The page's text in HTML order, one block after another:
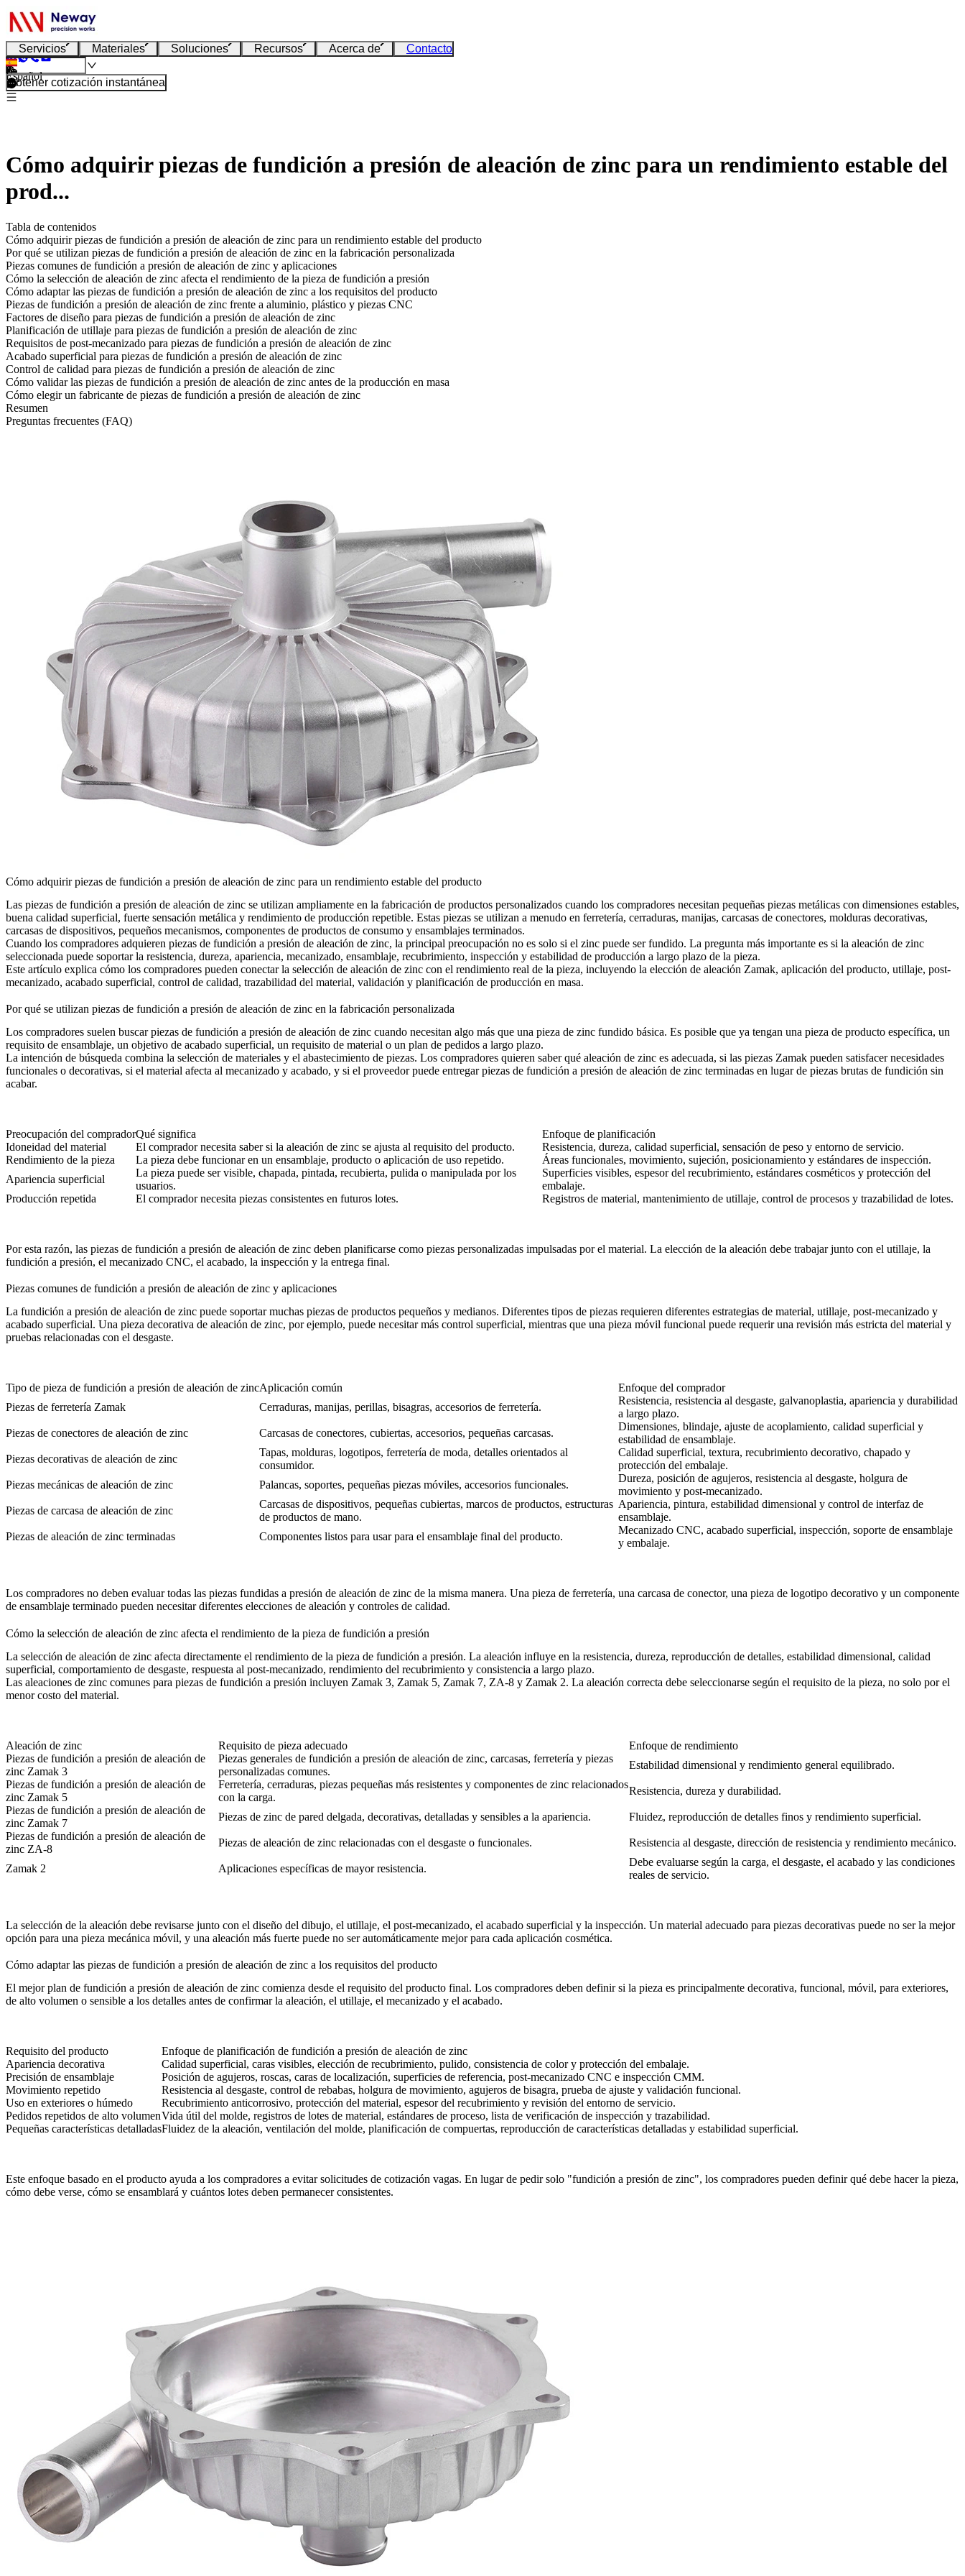
Servicios Materiales Soluciones Recursos Acerca de Contacto
Español
Obtener cotización instantánea
Cómo adquirir piezas de fundición a presión de aleación de zinc para un rendimiento estable del
prod...
Tabla de contenidos
Cómo adquirir piezas de fundición a presión de aleación de zinc para un rendimiento estable del producto
Por qué se utilizan piezas de fundición a presión de aleación de zinc en la fabricación personalizada
Piezas comunes de fundición a presión de aleación de zinc y aplicaciones
Cómo la selección de aleación de zinc afecta el rendimiento de la pieza de fundición a presión
Cómo adaptar las piezas de fundición a presión de aleación de zinc a los requisitos del producto
Piezas de fundición a presión de aleación de zinc frente a aluminio, plástico y piezas CNC
Factores de diseño para piezas de fundición a presión de aleación de zinc
Planificación de utillaje para piezas de fundición a presión de aleación de zinc
Requisitos de post-mecanizado para piezas de fundición a presión de aleación de zinc
Acabado superficial para piezas de fundición a presión de aleación de zinc
Control de calidad para piezas de fundición a presión de aleación de zinc
Cómo validar las piezas de fundición a presión de aleación de zinc antes de la producción en masa
Cómo elegir un fabricante de piezas de fundición a presión de aleación de zinc
Resumen
Preguntas frecuentes (FAQ)
Cómo adquirir piezas de fundición a presión de aleación de zinc para un rendimiento estable del producto
Las piezas de fundición a presión de aleación de zinc se utilizan ampliamente en la fabricación de productos personalizados cuando los compradores necesitan pequeñas piezas metálicas con dimensiones estables,
buena calidad superficial, fuerte sensación metálica y rendimiento de producción repetible. Estas piezas se utilizan a menudo en ferretería, cerraduras, manijas, carcasas de conectores, molduras decorativas,
carcasas de dispositivos, pequeños mecanismos, componentes de productos de consumo y ensamblajes terminados.
Cuando los compradores adquieren piezas de fundición a presión de aleación de zinc, la principal preocupación no es solo si el zinc puede ser fundido. La pregunta más importante es si la aleación de zinc
seleccionada puede soportar la resistencia, dureza, apariencia, mecanizado, ensamblaje, recubrimiento, inspección y estabilidad de producción a largo plazo de la pieza.
Este artículo explica cómo los compradores pueden conectar la selección de aleación de zinc con el rendimiento real de la pieza, incluyendo la elección de aleación Zamak, aplicación del producto, utillaje, post-
mecanizado, acabado superficial, control de calidad, trazabilidad del material, validación y planificación de producción en masa.
Por qué se utilizan piezas de fundición a presión de aleación de zinc en la fabricación personalizada
Los compradores suelen buscar piezas de fundición a presión de aleación de zinc cuando necesitan algo más que una pieza de zinc fundido básica. Es posible que ya tengan una pieza de producto específica, un
requisito de ensamblaje, un objetivo de acabado superficial, un requisito de material o un plan de pedidos a largo plazo.
La intención de búsqueda combina la selección de materiales y el abastecimiento de piezas. Los compradores quieren saber qué aleación de zinc es adecuada, si las piezas Zamak pueden satisfacer necesidades
funcionales o decorativas, si el material afecta al mecanizado y acabado, y si el proveedor puede entregar piezas de fundición a presión de aleación de zinc terminadas en lugar de piezas brutas de fundición sin
acabar.
Preocupación del compradorQué significa
Enfoque de planificación
Idoneidad del material
El comprador necesita saber si la aleación de zinc se ajusta al requisito del producto.
Resistencia, dureza, calidad superficial, sensación de peso y entorno de servicio.
Rendimiento de la pieza
La pieza debe funcionar en un ensamblaje, producto o aplicación de uso repetido.
Áreas funcionales, movimiento, sujeción, posicionamiento y estándares de inspección.
Apariencia superficial
La pieza puede ser visible, chapada, pintada, recubierta, pulida o manipulada por los
usuarios.
Superficies visibles, espesor del recubrimiento, estándares cosméticos y protección del
embalaje.
Producción repetida
El comprador necesita piezas consistentes en futuros lotes. Registros de material, mantenimiento de utillaje, control de procesos y trazabilidad de lotes.
Por esta razón, las piezas de fundición a presión de aleación de zinc deben planificarse como piezas personalizadas impulsadas por el material. La elección de la aleación debe trabajar junto con el utillaje, la
fundición a presión, el mecanizado CNC, el acabado, la inspección y la entrega final.
Piezas comunes de fundición a presión de aleación de zinc y aplicaciones
La fundición a presión de aleación de zinc puede soportar muchas piezas de productos pequeños y medianos. Diferentes tipos de piezas requieren diferentes estrategias de material, utillaje, post-mecanizado y
acabado superficial. Una pieza decorativa de aleación de zinc, por ejemplo, puede necesitar más control superficial, mientras que una pieza móvil funcional puede requerir una revisión más estricta del material y
pruebas relacionadas con el desgaste.
Tipo de pieza de fundición a presión de aleación de zincAplicación común
Enfoque del comprador
Piezas de ferretería Zamak
Cerraduras, manijas, perillas, bisagras, accesorios de ferretería.
Resistencia, resistencia al desgaste, galvanoplastia, apariencia y durabilidad
a largo plazo.
Piezas de conectores de aleación de zinc
Carcasas de conectores, cubiertas, accesorios, pequeñas carcasas.
Dimensiones, blindaje, ajuste de acoplamiento, calidad superficial y
estabilidad de ensamblaje.
Piezas decorativas de aleación de zinc
Tapas, molduras, logotipos, ferretería de moda, detalles orientados al
consumidor.
Calidad superficial, textura, recubrimiento decorativo, chapado y
protección del embalaje.
Piezas mecánicas de aleación de zinc
Palancas, soportes, pequeñas piezas móviles, accesorios funcionales.
Dureza, posición de agujeros, resistencia al desgaste, holgura de
movimiento y post-mecanizado.
Piezas de carcasa de aleación de zinc
Carcasas de dispositivos, pequeñas cubiertas, marcos de productos, estructuras
de productos de mano.
Apariencia, pintura, estabilidad dimensional y control de interfaz de
ensamblaje.
Piezas de aleación de zinc terminadas
Componentes listos para usar para el ensamblaje final del producto.
Mecanizado CNC, acabado superficial, inspección, soporte de ensamblaje
y embalaje.
Los compradores no deben evaluar todas las piezas fundidas a presión de aleación de zinc de la misma manera. Una pieza de ferretería, una carcasa de conector, una pieza de logotipo decorativo y un componente
de ensamblaje terminado pueden necesitar diferentes elecciones de aleación y controles de calidad.
Cómo la selección de aleación de zinc afecta el rendimiento de la pieza de fundición a presión
La selección de aleación de zinc afecta directamente el rendimiento de la pieza de fundición a presión. La aleación influye en la resistencia, dureza, reproducción de detalles, estabilidad dimensional, calidad
superficial, comportamiento de desgaste, respuesta al post-mecanizado, rendimiento del recubrimiento y consistencia a largo plazo.
Las aleaciones de zinc comunes para piezas de fundición a presión incluyen Zamak 3, Zamak 5, Zamak 7, ZA-8 y Zamak 2. La aleación correcta debe seleccionarse según el requisito de la pieza, no solo por el
menor costo del material.
Aleación de zinc Requisito de pieza adecuado
Enfoque de rendimiento
Piezas de fundición a presión de aleación de
zinc Zamak 3
Piezas generales de fundición a presión de aleación de zinc, carcasas, ferretería y piezas
personalizadas comunes.
Estabilidad dimensional y rendimiento general equilibrado.
Piezas de fundición a presión de aleación de
zinc Zamak 5
Ferretería, cerraduras, piezas pequeñas más resistentes y componentes de zinc relacionados
con la carga.
Resistencia, dureza y durabilidad.
Piezas de fundición a presión de aleación de
zinc Zamak 7
Piezas de zinc de pared delgada, decorativas, detalladas y sensibles a la apariencia.
Fluidez, reproducción de detalles finos y rendimiento superficial.
Piezas de fundición a presión de aleación de
zinc ZA-8
Piezas de aleación de zinc relacionadas con el desgaste o funcionales. Resistencia al desgaste, dirección de resistencia y rendimiento mecánico.
Zamak 2 Aplicaciones específicas de mayor resistencia.
Debe evaluarse según la carga, el desgaste, el acabado y las condiciones
reales de servicio.
La selección de la aleación debe revisarse junto con el diseño del dibujo, el utillaje, el post-mecanizado, el acabado superficial y la inspección. Un material adecuado para piezas decorativas puede no ser la mejor
opción para una pieza mecánica móvil, y una aleación más fuerte puede no ser automáticamente mejor para cada aplicación cosmética.
Cómo adaptar las piezas de fundición a presión de aleación de zinc a los requisitos del producto
El mejor plan de fundición a presión de aleación de zinc comienza desde el requisito del producto final. Los compradores deben definir si la pieza es principalmente decorativa, funcional, móvil, para exteriores,
de alto volumen o sensible a los detalles antes de confirmar la aleación, el utillaje, el mecanizado y el acabado.
Requisito del producto
Enfoque de planificación de fundición a presión de aleación de zinc
Apariencia decorativa
Calidad superficial, caras visibles, elección de recubrimiento, pulido, consistencia de color y protección del embalaje.
Precisión de ensamblaje
Posición de agujeros, roscas, caras de localización, superficies de referencia, post-mecanizado CNC e inspección CMM.
Movimiento repetido
Resistencia al desgaste, control de rebabas, holgura de movimiento, agujeros de bisagra, prueba de ajuste y validación funcional.
Uso en exteriores o húmedo
Recubrimiento anticorrosivo, protección del material, espesor del recubrimiento y revisión del entorno de servicio.
Pedidos repetidos de alto volumenVida útil del molde, registros de lotes de material, estándares de proceso, lista de verificación de inspección y trazabilidad.
Pequeñas características detalladasFluidez de la aleación, ventilación del molde, planificación de compuertas, reproducción de características detalladas y estabilidad superficial.
Este enfoque basado en el producto ayuda a los compradores a evitar solicitudes de cotización vagas. En lugar de pedir solo "fundición a presión de zinc", los compradores pueden definir qué debe hacer la pieza,
cómo debe verse, cómo se ensamblará y cuántos lotes deben permanecer consistentes.